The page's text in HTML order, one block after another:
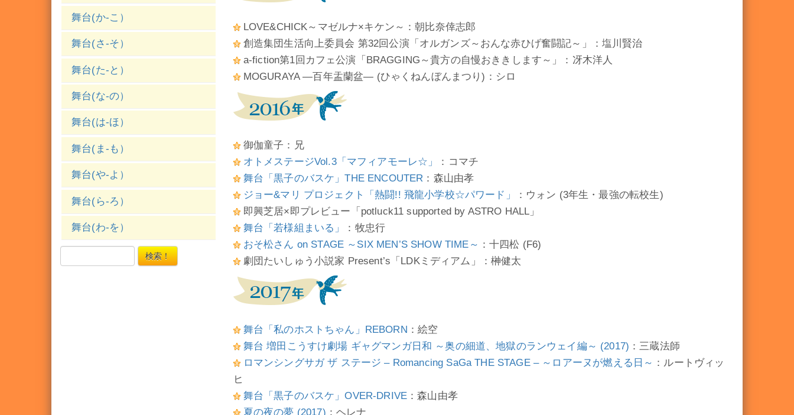
LOVE&CHICK～マゼルナ×キケン～：朝比奈倖志郎
創造集団生活向上委員会 第32回公演「オルガンズ～おんな赤ひげ奮闘記～」：塩川賢治
a-fiction第1回カフェ公演「BRAGGING～貴方の自慢おききします～」：冴木洋人
MOGURAYA ―百年盂蘭盆― (ひゃくねんぼんまつり)：シロ
御伽童子：兄
オトメステージVol.3「マフィアモーレ☆」
：コマチ
舞台「黒子のバスケ」THE ENCOUTER ：森山由孝
ジョー&マリ プロジェクト「熱闘!! 飛龍小学校☆パワード」
：ウォン (3年生・最強の転校生)
即興芝居×即プレビュー「potluck11 supported by ASTRO HALL」
舞台「若様組まいる」
：牧忠行
おそ松さん on STAGE ～SIX MEN’S SHOW TIME～ ：十四松 (F6)
劇団たいしゅう小説家 Present’s「LDKミディアム」：榊健太
舞台「私のホストちゃん」REBORN ：絵空
舞台 増田こうすけ劇場 ギャグマンガ日和 ～奥の細道、地獄のランウェイ編～ (2017) ：三蔵法師
ロマンシングサガ ザ ステージ – Romancing SaGa THE STAGE – ～ロアーヌが燃える日～ ：ルートヴィッ
ヒ
舞台「黒子のバスケ」OVER-DRIVE ：森山由孝
夏の夜の夢 (2017) ：ヘレナ
舞台(か-こ）
舞台(さ-そ）
舞台(た-と）
舞台(な-の）
舞台(は-ほ）
舞台(ま-も）
舞台(や-よ）
舞台(ら-ろ）
舞台(わ-を）
検索！